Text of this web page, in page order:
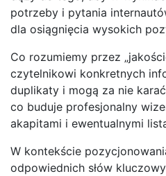
potrzeby i pytania
dla osiągnięcia wysokich
Co rozumiemy przez
czytelnikowi konkretnych
duplikaty i mogą za nie
co buduje profesjonalny
akapitami i ewentualnymi
W kontekście
odpowiednich słów